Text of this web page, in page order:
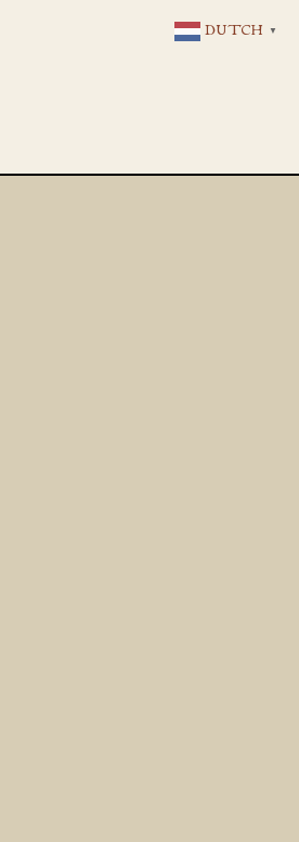
DUTCH ▼